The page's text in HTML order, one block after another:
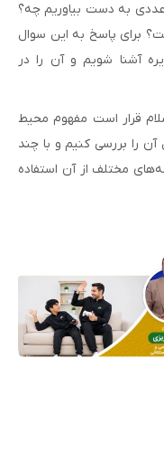
عددی به دست بیاوریم چه؟
برای پاسخ به این سوال
آشنا شویم و آن را در
قرار است مفهوم محیط
آن را بررسی کنیم و با چند
مختلف از آن استفاده